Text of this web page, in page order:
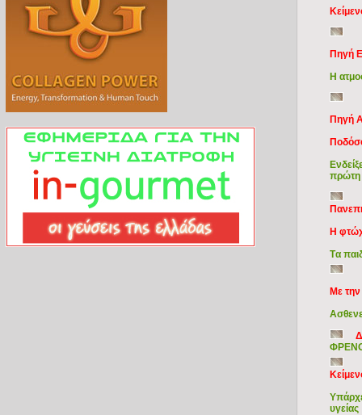
Πηγή
Η
Πηγή
Η
Tα
Με
υγείας